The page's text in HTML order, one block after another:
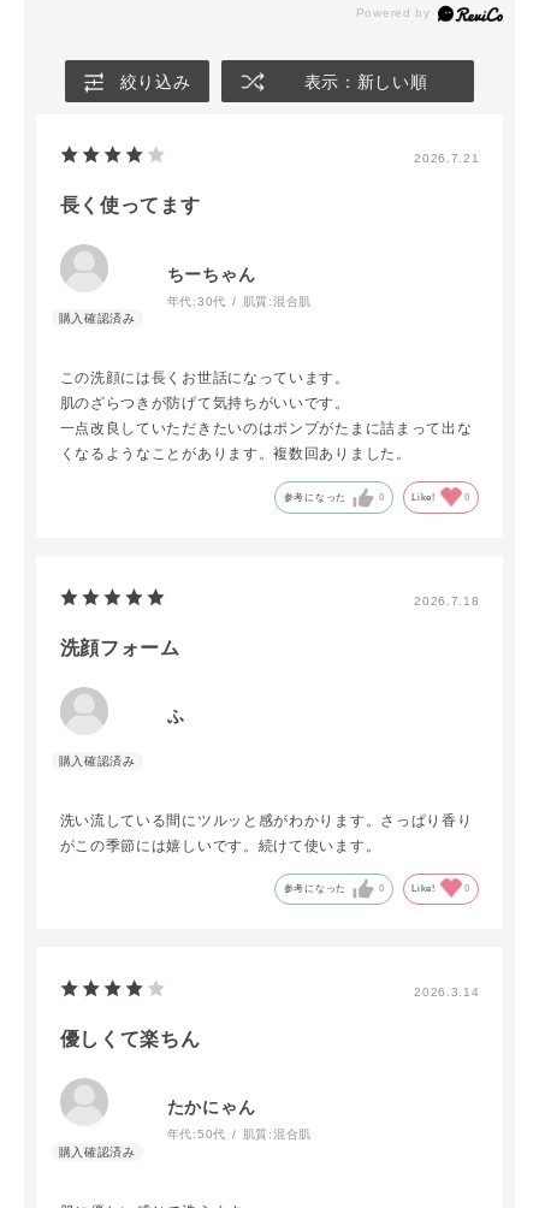
絞り込み 表示：新しい順
2026.7.21
長く使ってます
ちーちゃん
年代:30代 肌質:混合肌
この洗顔には長くお世話になっています。
肌のざらつきが防げて気持ちがいいです。
一点改良していただきたいのはポンプがたまに詰まって出な
くなるようなことがあります。複数回ありました。
参考になった 0 Like! 0
2026.7.18
洗顔フォーム
ふ
洗い流している間にツルッと感がわかります。さっぱり香り
がこの季節には嬉しいです。続けて使います。
参考になった 0 Like! 0
2026.3.14
優しくて楽ちん
たかにゃん
年代:50代 肌質:混合肌